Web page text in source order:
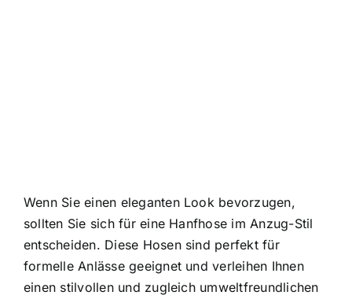
Wenn Sie einen eleganten Look bevorzugen,
sollten Sie sich für eine Hanfhose im Anzug-Stil
entscheiden. Diese Hosen sind perfekt für
formelle Anlässe geeignet und verleihen Ihnen
einen stilvollen und zugleich umweltfreundlichen